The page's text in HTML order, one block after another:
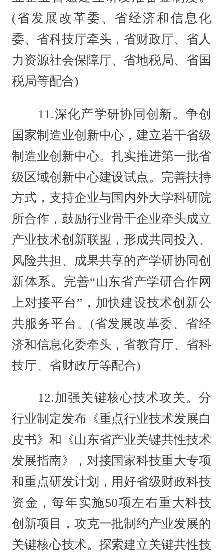
(省发展改革委、省经济和信息化
委、省科技厅牵头，省财政厅、省人
力资源社会保障厅、省地税局、省国
税局等配合)
11.深化产学研协同创新。争创
国家制造业创新中心，建立若干省级
制造业创新中心。扎实推进第一批省
级区域创新中心建设试点。完善扶持
方式，支持企业与国内外大学科研院
所合作，鼓励行业骨干企业牵头成立
产业技术创新联盟，形成共同投入、
风险共担、成果共享的产学研协同创
新体系。完善“山东省产学研合作网
上对接平台”，加快建设技术创新公
共服务平台。(省发展改革委、省经
济和信息化委牵头，省教育厅、省科
技厅、省财政厅等配合)
12.加强关键核心技术攻关。分
行业制定发布《重点行业技术发展白
皮书》和《山东省产业关键共性技术
发展指南》，对接国家科技重大专项
和重点研发计划，用好省级财政科技
资金，每年实施50项左右重大科技
创新项目，攻克一批制约产业发展的
关键核心技术。探索建立关键共性技